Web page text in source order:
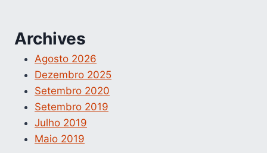
Archives
Agosto 2026
Dezembro 2025
Setembro 2020
Setembro 2019
Julho 2019
Maio 2019